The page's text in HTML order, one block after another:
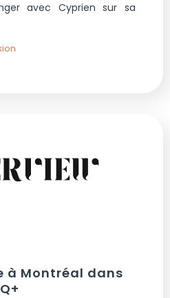
avec Cyprien sur sa
à Montréal dans